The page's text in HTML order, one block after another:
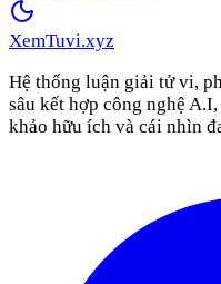
XemTuvi.xyz
Hệ thống luận giải tử vi,
sâu kết hợp công nghệ
khảo hữu ích và cái nhìn